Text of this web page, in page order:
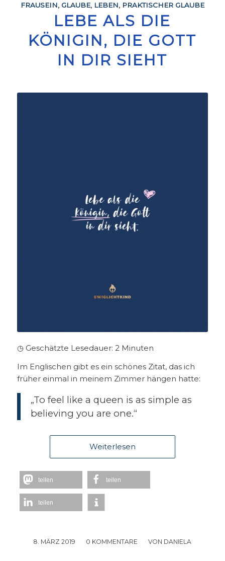
FRAUSEIN, GLAUBE, LEBEN, PRAKTISCHER GLAUBE
LEBE ALS DIE
KÖNIGIN, DIE GOTT
IN DIR SIEHT
◷ Geschätzte Lesedauer: 2 Minuten
Im Englischen gibt es ein schönes Zitat, das ich
früher einmal in meinem Zimmer hängen hatte:
„To feel like a queen is as simple as
believing you are one.“
Weiterlesen
teilen teilen
teilen
8. MÄRZ 2019
/ 0 KOMMENTARE
/ VON DANIELA